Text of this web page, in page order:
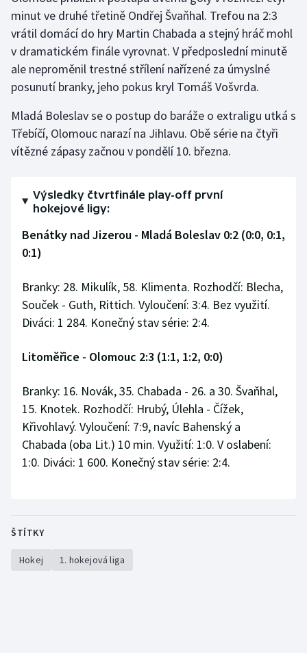
Jezdectví
Judo
Krasobruslení
Lezení
Lyže a snowboard
Motorsport
Olympijské hry
Parasport
Plavání
Plážový volejbal
Rychlobruslení
Rychlostní kanoistika
minut ve druhé třetině Ondřej Švaňhal. Trefou na 2:3
vrátil domácí do hry Martin Chabada a stejný hráč mohl
v dramatickém finále vyrovnat. V předposlední minutě
ale neproměnil trestné střílení nařízené za úmyslné
posunutí branky, jeho pokus kryl Tomáš Vošvrda.
Mladá Boleslav se o postup do baráže o extraligu utká s
Třebíčí, Olomouc narazí na Jihlavu. Obě série na čtyři
vítězné zápasy začnou v pondělí 10. března.
Výsledky čtvrtfinále play-off první
hokejové ligy:
Benátky nad Jizerou - Mladá Boleslav 0:2 (0:0, 0:1,
0:1)
Branky: 28. Mikulík, 58. Klimenta. Rozhodčí: Blecha,
Souček - Guth, Rittich. Vyloučení: 3:4. Bez využití.
Diváci: 1 284. Konečný stav série: 2:4.
Litoměřice - Olomouc 2:3 (1:1, 1:2, 0:0)
Branky: 16. Novák, 35. Chabada - 26. a 30. Švaňhal,
15. Knotek. Rozhodčí: Hrubý, Úlehla - Čížek,
Křivohlavý. Vyloučení: 7:9, navíc Bahenský a
Chabada (oba Lit.) 10 min. Využití: 1:0. V oslabení:
1:0. Diváci: 1 600. Konečný stav série: 2:4.
ŠTÍTKY
Hokej 1. hokejová liga